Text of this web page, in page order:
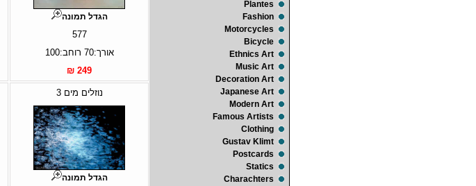
Plantes
Fashion
Motorcycles
Bicycle
Ethnics Art
Music Art
Decoration Art
Japanese Art
Modern Art
Famous Artists
Clothing
Gustav Klimt
Postcards
Statics
Charachters
הגדל תמונה
577
אורך:70 רוחב:100
249 ₪
נוזלים מים 3
הגדל תמונה